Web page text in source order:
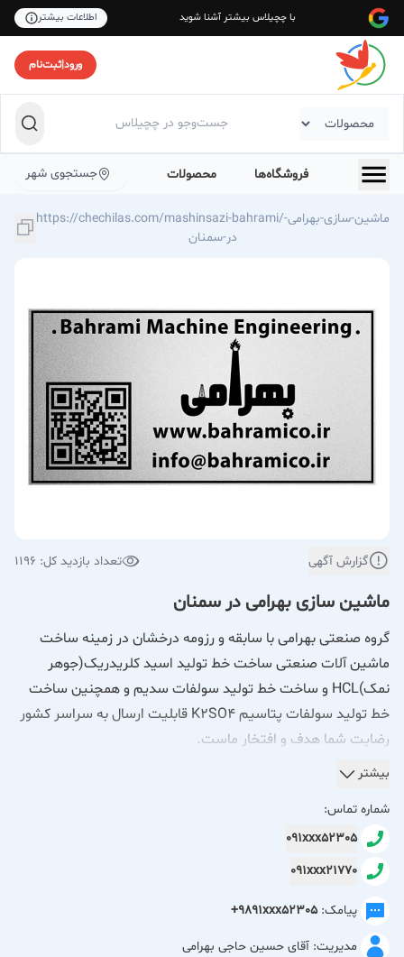
با چچیلاس بیشتر آشنا شوید اطلاعات بیشتر
ورود|ثبت‌نام
فروشگاه‌ها محصولات جستجوی شهر
https://chechilas.com/mashinsazi-bahrami/ماشین-سازی-بهرامی-
در-سمنان
گزارش آگهی تعداد بازدید کل: 1196
ماشین سازی بهرامی در سمنان
گروه صنعتی بهرامی با سابقه و رزومه درخشان در زمینه ساخت
ماشین آلات صنعتی ساخت خط تولید اسید کلریدریک(جوهر
نمک)HCL و ساخت خط تولید سولفات سدیم و همچنین ساخت
خط تولید سولفات پتاسیم K2SO4 قابلیت ارسال به سراسر کشور
رضایت شما هدف و افتخار ماست.
گروه صنعتی بهرامی با سال‌ها تجربه و رزومه‌ای درخشان در حوزه
مجموعه‌ها در زمینه ساخت خطوط تولید مواد شیمیایی در کشور
شناخته می‌شود.
بیشتر
شماره تماس:
091xxx52305
091xxx21770
پیامک:+9891xxx52305
مدیریت: آقای حسین حاجی بهرامی